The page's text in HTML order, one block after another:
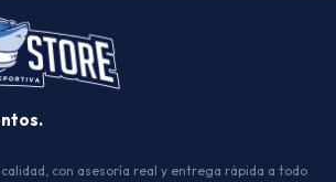
con asesoría real y entrega rápida a todo